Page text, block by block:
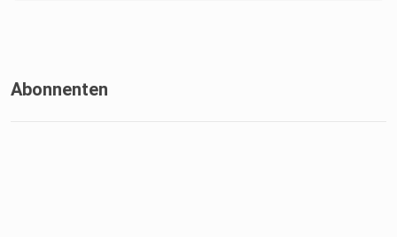
Abonnenten